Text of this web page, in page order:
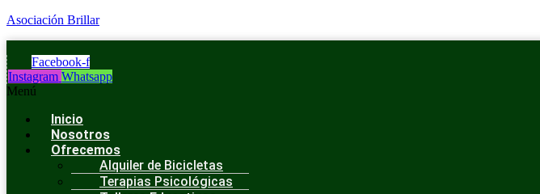
Asociación Brillar
Facebook-f
Instagram Whatsapp
Menú
Inicio
Nosotros
Ofrecemos
Alquiler de Bicicletas
Terapias Psicológicas